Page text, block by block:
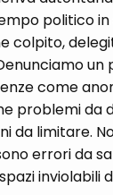
politico
colpito,
come
problemi da
da limitare.
errori da
inviolabili